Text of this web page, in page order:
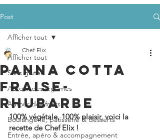
Post
Afficher tout
Sans gluten
Autour des légumes
Autour des fruits
Boulangerie, pâtisserie & desserts
Entrée, apéro & accompagnement
Afficher tout
PANNA COTTA
FRAISE-
RHUBARBE
Chef Elix
100% végétale, 100% plaisir, voici la
recette de Chef Elix !